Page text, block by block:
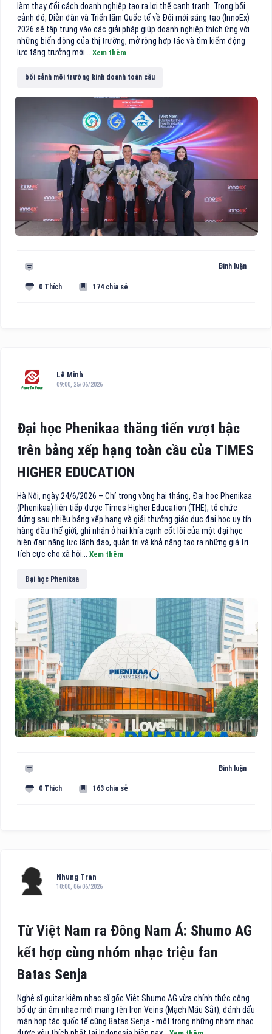
làm thay đổi cách doanh nghiệp tạo ra lợi thế cạnh tranh. Trong bối
cảnh đó, Diễn đàn và Triển lãm Quốc tế về Đổi mới sáng tạo (InnoEx)
2026 sẽ tập trung vào các giải pháp giúp doanh nghiệp thích ứng với
những biến động của thị trường, mở rộng hợp tác và tìm kiếm động
lực tăng trưởng mới... Xem thêm
bối cảnh môi trường kinh doanh toàn cầu
Bình luận
0 Thích 174 chia sẻ
Lê Minh
09:00, 25/06/2026
Đại học Phenikaa thăng tiến vượt bậc
trên bảng xếp hạng toàn cầu của TIMES
HIGHER EDUCATION
Hà Nội, ngày 24/6/2026 – Chỉ trong vòng hai tháng, Đại học Phenikaa
(Phenikaa) liên tiếp được Times Higher Education (THE), tổ chức
đứng sau nhiều bảng xếp hạng và giải thưởng giáo dục đại học uy tín
hàng đầu thế giới, ghi nhận ở hai khía cạnh cốt lõi của một đại học
hiện đại: năng lực lãnh đạo, quản trị và khả năng tạo ra những giá trị
tích cực cho xã hội... Xem thêm
Đại học Phenikaa
Bình luận
0 Thích 163 chia sẻ
Nhung Tran
10:00, 06/06/2026
Từ Việt Nam ra Đông Nam Á: Shumo AG
kết hợp cùng nhóm nhạc triệu fan
Batas Senja
Nghệ sĩ guitar kiêm nhạc sĩ gốc Việt Shumo AG vừa chính thức công
bố dự án âm nhạc mới mang tên Iron Veins (Mạch Máu Sắt), đánh dấu
màn hợp tác quốc tế cùng Batas Senja - một trong những nhóm nhạc